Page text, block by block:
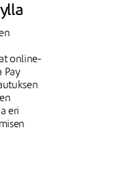
online-
Pay
eri